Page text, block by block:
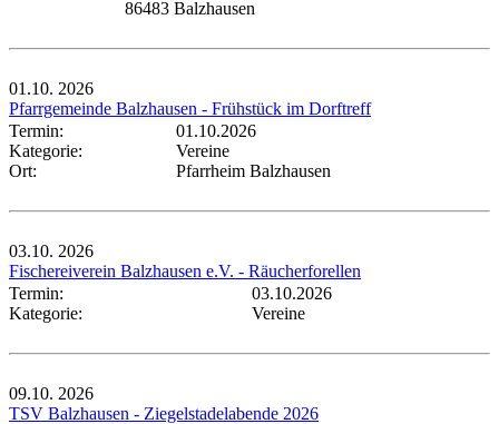
86483 Balzhausen
01.10. 2026
Pfarrgemeinde Balzhausen - Frühstück im Dorftreff
Termin:
01.10.2026
Kategorie:
Vereine
Ort:
Pfarrheim Balzhausen
03.10. 2026
Fischereiverein Balzhausen e.V. - Räucherforellen
Termin:
03.10.2026
Kategorie:
Vereine
09.10. 2026
TSV Balzhausen - Ziegelstadelabende 2026